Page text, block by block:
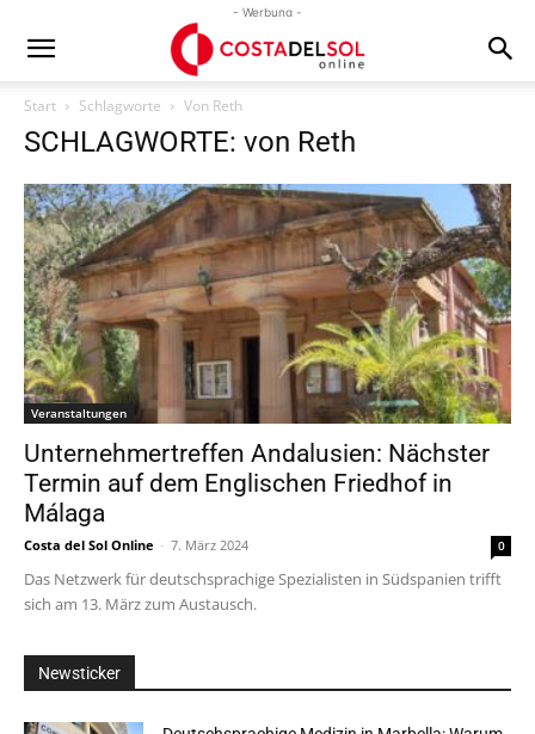
- Werbung -
Start Schlagworte Von Reth
SCHLAGWORTE: von Reth
Veranstaltungen
Unternehmertreffen Andalusien: Nächster
Termin auf dem Englischen Friedhof in
Málaga
Costa del Sol Online - 7. März 2024 0
Das Netzwerk für deutschsprachige Spezialisten in Südspanien trifft
sich am 13. März zum Austausch.
Newsticker